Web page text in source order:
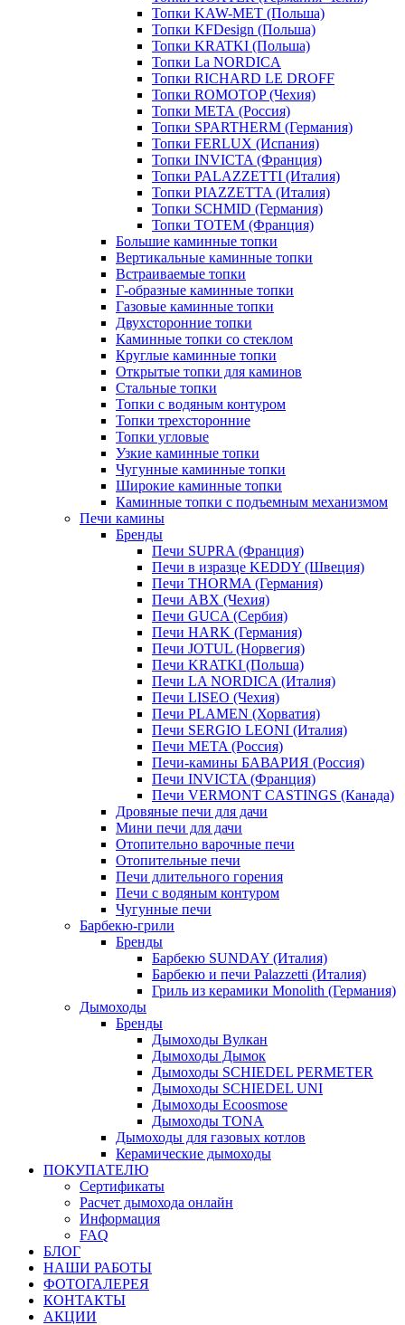
Топки KAW-MET (Польша)
Топки KFDesign (Польша)
Топки KRATKI (Польша)
Топки La NORDICA
Топки RICHARD LE DROFF
Топки ROMOTOP (Чехия)
Топки МЕТА (Россия)
Топки SPARTHERM (Германия)
Топки FERLUX (Испания)
Топки INVICTA (Франция)
Топки PALAZZETTI (Италия)
Топки PIAZZETTA (Италия)
Топки SCHMID (Германия)
Топки TOTEM (Франция)
Большие каминные топки
Вертикальные каминные топки
Встраиваемые топки
Г-образные каминные топки
Газовые каминные топки
Двухсторонние топки
Каминные топки со стеклом
Круглые каминные топки
Открытые топки для каминов
Стальные топки
Топки с водяным контуром
Топки трехсторонние
Топки угловые
Узкие каминные топки
Чугунные каминные топки
Широкие каминные топки
Каминные топки с подъемным механизмом
Печи камины
Бренды
Печи SUPRA (Франция)
Печи в изразце KEDDY (Швеция)
Печи THORMA (Германия)
Печи ABX (Чехия)
Печи GUCA (Сербия)
Печи HARK (Германия)
Печи JOTUL (Норвегия)
Печи KRATKI (Польша)
Печи LA NORDICA (Италия)
Печи LISEO (Чехия)
Печи PLAMEN (Хорватия)
Печи SERGIO LEONI (Италия)
Печи META (Россия)
Печи-камины БАВАРИЯ (Россия)
Печи INVICTA (Франция)
Печи VERMONT CASTINGS (Канада)
Дровяные печи для дачи
Мини печи для дачи
Отопительно варочные печи
Отопительные печи
Печи длительного горения
Печи с водяным контуром
Чугунные печи
Барбекю-грили
Бренды
Барбекю SUNDAY (Италия)
Барбекю и печи Palazzetti (Италия)
Гриль из керамики Monolith (Германия)
Дымоходы
Бренды
Дымоходы Вулкан
Дымоходы Дымок
Дымоходы SCHIEDEL PERMETER
Дымоходы SCHIEDEL UNI
Дымоходы Ecoosmose
Дымоходы TONA
Дымоходы для газовых котлов
Керамические дымоходы
ПОКУПАТЕЛЮ
Сертификаты
Расчет дымохода онлайн
Информация
FAQ
БЛОГ
НАШИ РАБОТЫ
ФОТОГАЛЕРЕЯ
КОНТАКТЫ
АКЦИИ